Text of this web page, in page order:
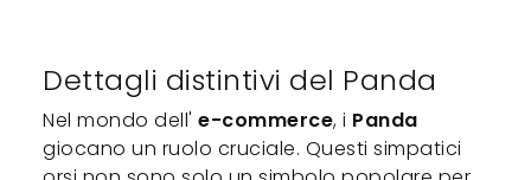
Dettagli distintivi del Panda
Nel mondo dell' e-commerce, i Panda
giocano un ruolo cruciale. Questi simpatici